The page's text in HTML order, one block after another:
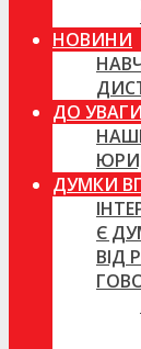
НОВИНИ
ДО УВАГИ
ДУМКИ
Є
ВІД